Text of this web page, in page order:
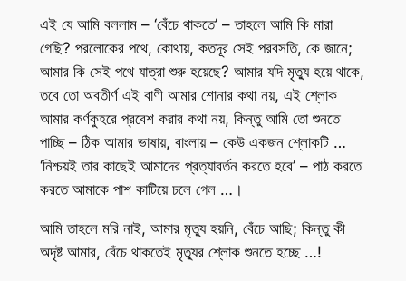
এই যে আমি বললাম – ‘বেঁচে থাকতে’ – তাহলে আমি কি মারা
গেছি? পরলোকের পথে, কোথায়, কতদূর সেই পরবসতি, কে জানে;
আমার কি সেই পথে যাত্রা শুরু হয়েছে? আমার যদি মৃত্যু হয়ে থাকে,
তবে তো অবতীর্ণ এই বাণী আমার শোনার কথা নয়, এই শ্লোক
আমার কর্ণকুহরে প্রবেশ করার কথা নয়, কিন্তু আমি তো শুনতে
পাচ্ছি – ঠিক আমার ভাষায়, বাংলায় – কেউ একজন শ্লোকটি …
‘নিশ্চয়ই তার কাছেই আমাদের প্রত্যাবর্তন করতে হবে’ – পাঠ করতে
করতে আমাকে পাশ কাটিয়ে চলে গেল …।
আমি তাহলে মরি নাই, আমার মৃত্যু হয়নি, বেঁচে আছি; কিন্তু কী
অদৃষ্ট আমার, বেঁচে থাকতেই মৃত্যুর শ্লোক শুনতে হচ্ছে …!